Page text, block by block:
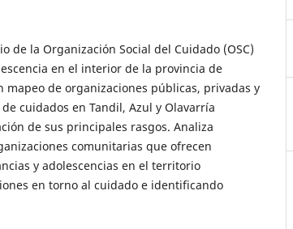
de la Organización Social del Cuidado (OSC)
en el interior de la provincia de
mapeo de organizaciones públicas, privadas y
cuidados en Tandil, Azul y Olavarría
de sus principales rasgos. Analiza
comunitarias que ofrecen
y adolescencias en el territorio
en torno al cuidado e identificando